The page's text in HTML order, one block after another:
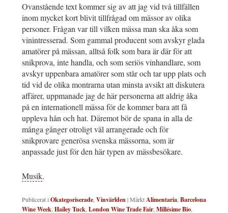
Ovanstående text kommer sig av att jag vid två tillfällen
inom mycket kort blivit tillfrågad om mässor av olika
personer. Frågan var till vilken mässa man ska åka som
vinintresserad. Som gammal producent som avskyr glada
amatörer på mässan, alltså folk som bara är där för att
snikprova, inte handla, och som seriös vinhandlare, som
avskyr uppenbara amatörer som står och tar upp plats och
tid vid de olika montrarna utan minsta avsikt att diskutera
affärer, uppmanade jag de här personerna att aldrig åka
på en internationell mässa för de kommer bara att få
uppleva hån och hat. Däremot bör de spana in alla de
många gånger otroligt väl arrangerade och för
snikprovare generösa svenska mässorna, som är
anpassade just för den här typen av mässbesökare.
Musik.
Publicerat i Okategoriserade Vinvärlden|MärktAlimentaria Barcelona
Wine Week Hailey Tuck London Wine Trade Fair Millésime Bio